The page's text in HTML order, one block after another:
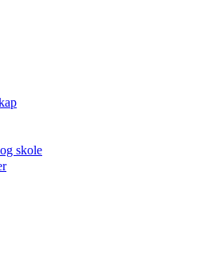
skole